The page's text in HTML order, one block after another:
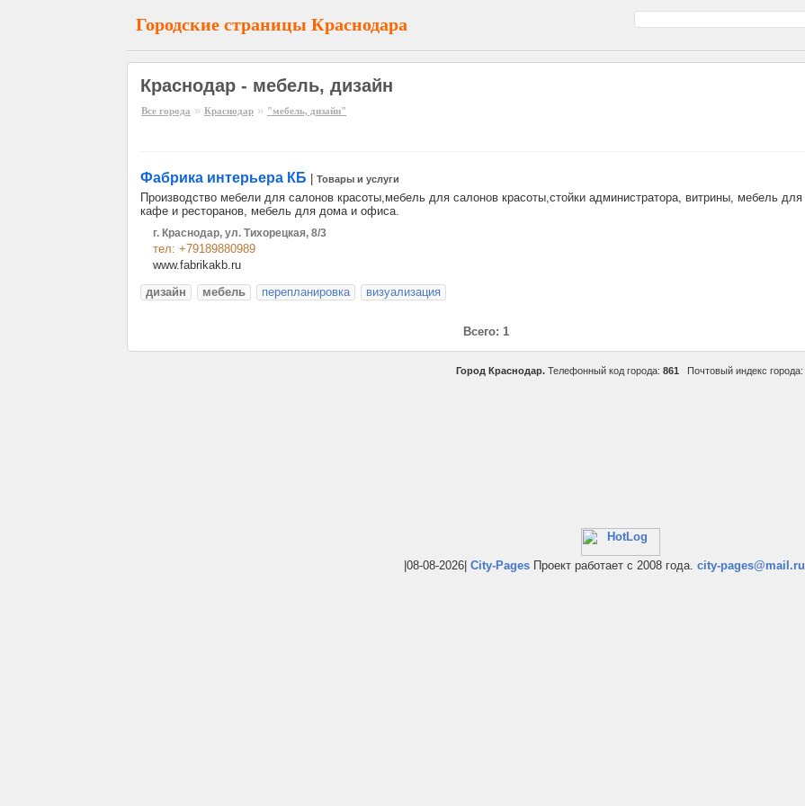
Городские страницы Краснодара
Краснодар - мебель, дизайн
Все города » Краснодар » "мебель, дизайн"
Фабрика интерьера КБ Товары и услуги
Производство мебели для салонов красоты,мебель для салонов красоты,стойки администратора, витрины, мебель для
кафе и ресторанов, мебель для дома и офиса.
г. Краснодар, ул. Тихорецкая, 8/3
тел: +79189880989
www.fabrikakb.ru
дизайн
мебель перепланировка визуализация
Всего: 1
Город Краснодар. Телефонный код города: 861 Почтовый индекс города:
|08-08-2026| City-Pages Проект работает с 2008 года. city-pages@mail.ru